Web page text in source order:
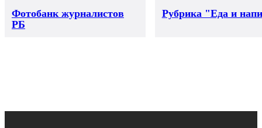
Фотобанк журналистов
РБ
Рубрика "Еда и